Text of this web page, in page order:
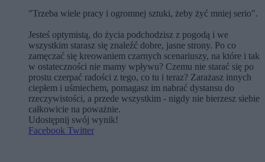
"Trzeba wiele pracy i ogromnej sztuki, żeby żyć mniej serio".
Jesteś optymistą, do życia podchodzisz z pogodą i we
wszystkim starasz się znaleźć dobre, jasne strony. Po co
zamęczać się kreowaniem czarnych scenariuszy, na które i tak
w ostateczności nie mamy wpływu? Czemu nie starać się po
prostu czerpać radości z tego, co tu i teraz? Zarażasz innych
ciepłem i uśmiechem, pomagasz im nabrać dystansu do
rzeczywistości, a przede wszystkim - nigdy nie bierzesz siebie
całkowicie na poważnie.
Udostępnij swój wynik!
Facebook Twitter